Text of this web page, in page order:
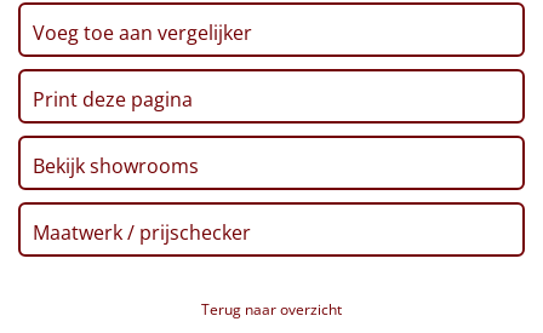
Wake up light
NIEUW
Borrelplank
Warmtekussen
NIEUW
Slowcooker
Voeg toe aan vergelijker
Print deze pagina
Bekijk showrooms
Maatwerk / prijschecker
Terug naar overzicht